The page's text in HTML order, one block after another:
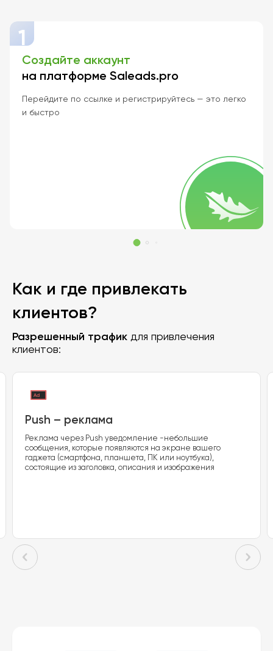
1
Создайте аккаунт
на платформе Saleads.pro
Перейдите по ссылке и регистрируйтесь — это легко
и быстро
Как и где привлекать
клиентов?
Разрешенный трафик для привлечения
клиентов:
Push – реклама
Реклама через Push уведомление -небольшие
сообщения, которые появляются на экране вашего
гаджета (смартфона, планшета, ПК или ноутбука),
состоящие из заголовка, описания и изображения